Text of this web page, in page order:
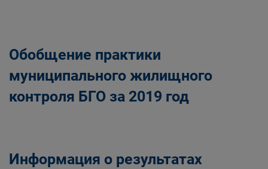
Обобщение практики
муниципального жилищного
контроля БГО за 2019 год
Информация о результатах